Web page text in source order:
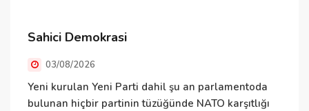
Sahici Demokrasi
03/08/2026
Yeni kurulan Yeni Parti dahil şu an parlamentoda
bulunan hiçbir partinin tüzüğünde NATO karşıtlığı